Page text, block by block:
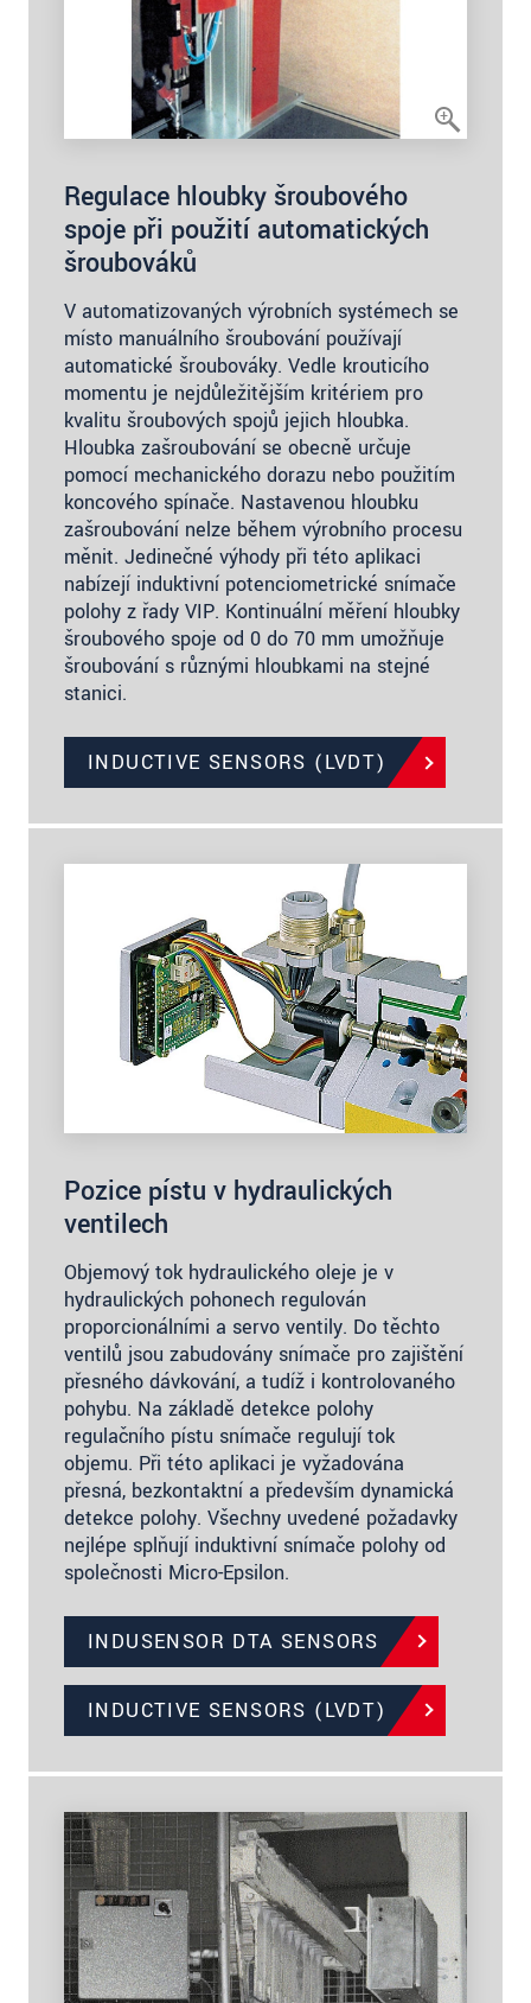
Regulace hloubky šroubového
spoje při použití automatických
šroubováků
V automatizovaných výrobních systémech se
místo manuálního šroubování používají
automatické šroubováky. Vedle krouticího
momentu je nejdůležitějším kritériem pro
kvalitu šroubových spojů jejich hloubka.
Hloubka zašroubování se obecně určuje
pomocí mechanického dorazu nebo použitím
koncového spínače. Nastavenou hloubku
zašroubování nelze během výrobního procesu
měnit. Jedinečné výhody při této aplikaci
nabízejí induktivní potenciometrické snímače
polohy z řady VIP. Kontinuální měření hloubky
šroubového spoje od 0 do 70 mm umožňuje
šroubování s různými hloubkami na stejné
stanici.
INDUCTIVE SENSORS (LVDT)
Pozice pístu v hydraulických
ventilech
Objemový tok hydraulického oleje je v
hydraulických pohonech regulován
proporcionálními a servo ventily. Do těchto
ventilů jsou zabudovány snímače pro zajištění
přesného dávkování, a tudíž i kontrolovaného
pohybu. Na základě detekce polohy
regulačního pístu snímače regulují tok
objemu. Při této aplikaci je vyžadována
přesná, bezkontaktní a především dynamická
detekce polohy. Všechny uvedené požadavky
nejlépe splňují induktivní snímače polohy od
společnosti Micro-Epsilon.
INDUSENSOR DTA SENSORS
INDUCTIVE SENSORS (LVDT)